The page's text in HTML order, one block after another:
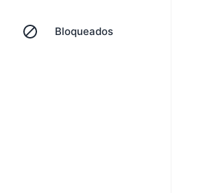
Bloqueados